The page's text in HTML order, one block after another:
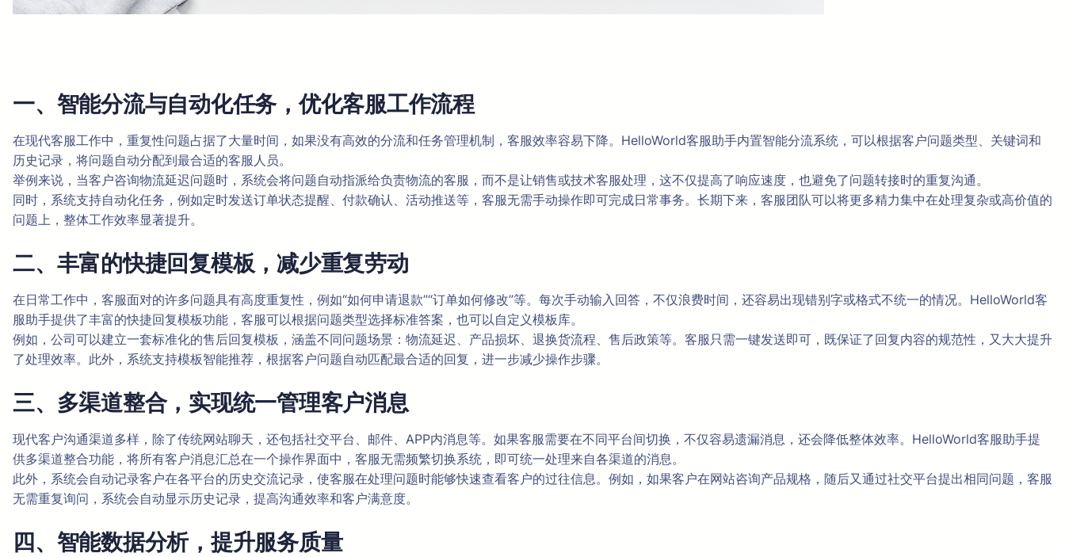
一、智能分流与自动化任务，优化客服工作流程
在现代客服工作中，重复性问题占据了大量时间，如果没有高效的分流和任务管理机制，客服效率容易下降。HelloWorld客服助手内置智能分流系统，可以根据客户问题类型、关键词和
历史记录，将问题自动分配到最合适的客服人员。
举例来说，当客户咨询物流延迟问题时，系统会将问题自动指派给负责物流的客服，而不是让销售或技术客服处理，这不仅提高了响应速度，也避免了问题转接时的重复沟通。
同时，系统支持自动化任务，例如定时发送订单状态提醒、付款确认、活动推送等，客服无需手动操作即可完成日常事务。长期下来，客服团队可以将更多精力集中在处理复杂或高价值的
问题上，整体工作效率显著提升。
二、丰富的快捷回复模板，减少重复劳动
在日常工作中，客服面对的许多问题具有高度重复性，例如“如何申请退款”“订单如何修改”等。每次手动输入回答，不仅浪费时间，还容易出现错别字或格式不统一的情况。HelloWorld客
服助手提供了丰富的快捷回复模板功能，客服可以根据问题类型选择标准答案，也可以自定义模板库。
例如，公司可以建立一套标准化的售后回复模板，涵盖不同问题场景：物流延迟、产品损坏、退换货流程、售后政策等。客服只需一键发送即可，既保证了回复内容的规范性，又大大提升
了处理效率。此外，系统支持模板智能推荐，根据客户问题自动匹配最合适的回复，进一步减少操作步骤。
三、多渠道整合，实现统一管理客户消息
现代客户沟通渠道多样，除了传统网站聊天，还包括社交平台、邮件、APP内消息等。如果客服需要在不同平台间切换，不仅容易遗漏消息，还会降低整体效率。HelloWorld客服助手提
供多渠道整合功能，将所有客户消息汇总在一个操作界面中，客服无需频繁切换系统，即可统一处理来自各渠道的消息。
此外，系统会自动记录客户在各平台的历史交流记录，使客服在处理问题时能够快速查看客户的过往信息。例如，如果客户在网站咨询产品规格，随后又通过社交平台提出相同问题，客服
无需重复询问，系统会自动显示历史记录，提高沟通效率和客户满意度。
四、智能数据分析，提升服务质量